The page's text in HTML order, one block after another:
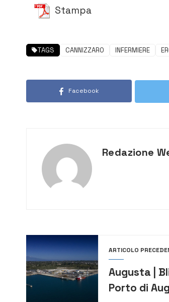
Stampa
TAGS CANNIZZARO INFERMIERE
Facebook
Redazione
ARTICOLO
Augusta |
Porto di